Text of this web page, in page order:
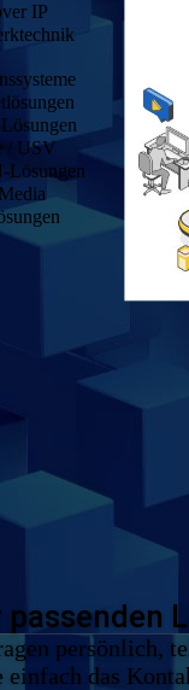
IP
/ USV
persönlich,
einfach das